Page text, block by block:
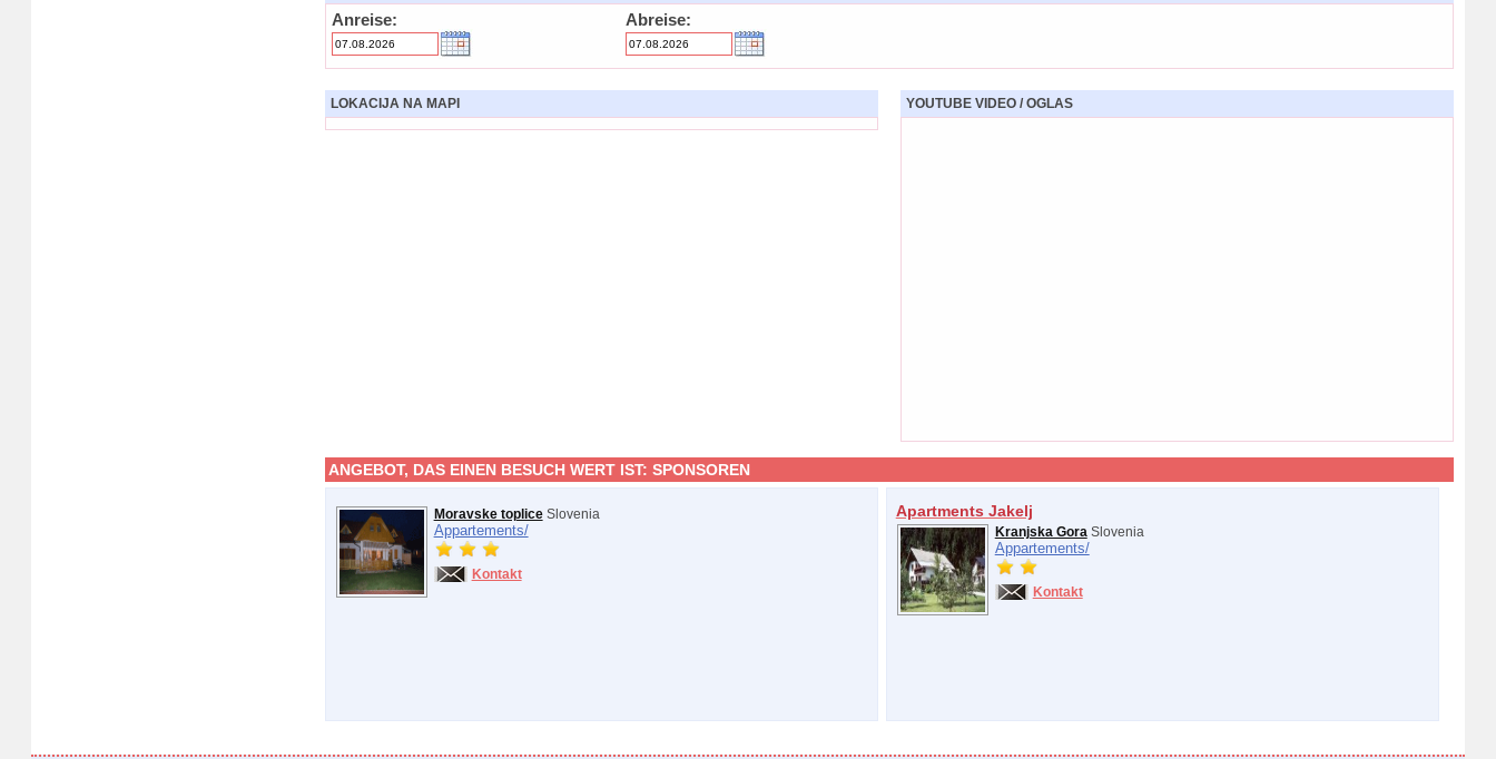
Anreise: Abreise:
LOKACIJA NA MAPI YOUTUBE VIDEO / OGLAS
ANGEBOT, DAS EINEN BESUCH WERT IST: SPONSOREN
Moravske topliceSlovenia
Appartements/
Kontakt
Apartments Jakelj
Kranjska GoraSlovenia
Appartements/
Kontakt